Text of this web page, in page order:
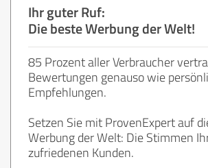
Ihr guter Ruf:
Die beste Werbung der Welt!
85 Prozent aller Verbraucher
Bewertungen genauso wie
Empfehlungen.
Setzen Sie mit ProvenExpert auf
Werbung der Welt: Die Stimmen
zufriedenen Kunden.